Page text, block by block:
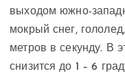
выходом южно-
мокрый снег,
метров в секунду. В
снизится до 1 – 6